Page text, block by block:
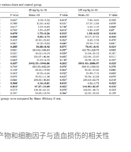
物和细胞因子与造血损伤的相关性